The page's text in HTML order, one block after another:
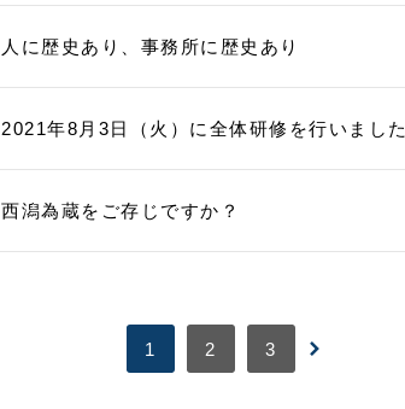
人に歴史あり、事務所に歴史あり
2021年8月3日（火）に全体研修を行いました
西潟為蔵をご存じですか？
1 2 3